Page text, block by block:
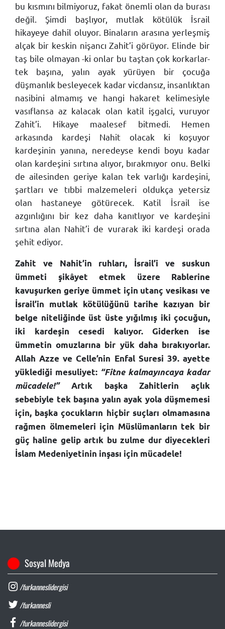
bu kısmını bilmiyoruz, fakat önemli olan da burası
değil. Şimdi başlıyor, mutlak kötülük İsrail
hikayeye dahil oluyor. Binaların arasına yerleşmiş
alçak bir keskin nişancı Zahit’i görüyor. Elinde bir
taş bile olmayan -ki onlar bu taştan çok korkarlar-
tek başına, yalın ayak yürüyen bir çocuğa
düşmanlık besleyecek kadar vicdansız, insanlıktan
nasibini almamış ve hangi hakaret kelimesiyle
vasıflansa az kalacak olan katil işgalci, vuruyor
Zahit’i. Hikaye maalesef bitmedi. Hemen
arkasında kardeşi Nahit olacak ki koşuyor
kardeşinin yanına, neredeyse kendi boyu kadar
olan kardeşini sırtına alıyor, bırakmıyor onu. Belki
de ailesinden geriye kalan tek varlığı kardeşini,
şartları ve tıbbi malzemeleri oldukça yetersiz
olan hastaneye götürecek. Katil İsrail ise
azgınlığını bir kez daha kanıtlıyor ve kardeşini
sırtına alan Nahit’i de vurarak iki kardeşi orada
şehit ediyor.
Zahit ve Nahit’in ruhları, İsrail’i ve suskun
ümmeti şikâyet etmek üzere Rablerine
kavuşurken geriye ümmet için utanç vesikası ve
İsrail’in mutlak kötülüğünü tarihe kazıyan bir
belge niteliğinde üst üste yığılmış iki çocuğun,
iki kardeşin cesedi kalıyor. Giderken ise
ümmetin omuzlarına bir yük daha bırakıyorlar.
Allah Azze ve Celle’nin Enfal Suresi 39. ayette
yüklediği mesuliyet: “Fitne kalmayıncaya kadar
mücadele!” Artık başka Zahitlerin açlık
sebebiyle tek başına yalın ayak yola düşmemesi
için, başka çocukların hiçbir suçları olmamasına
rağmen ölmemeleri için Müslümanların tek bir
güç haline gelip artık bu zulme dur diyecekleri
İslam Medeniyetinin inşası için mücadele!
Sosyal Medya
/furkanneslidergisi
/furkannesli
/furkanneslidergisi